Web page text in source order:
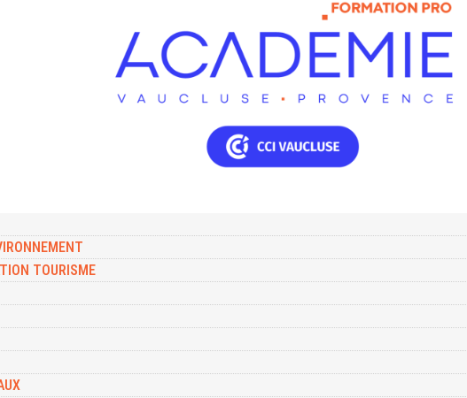
TOURISME